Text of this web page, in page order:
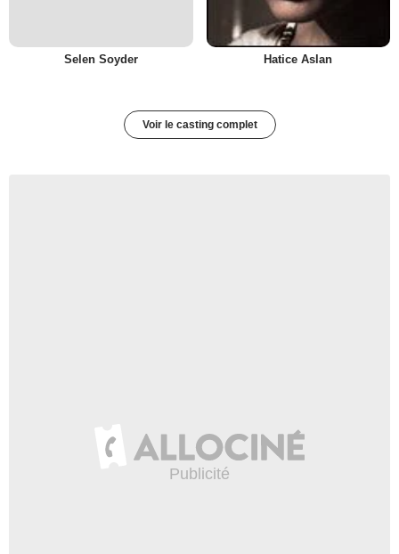
Selen Soyder Hatice Aslan
Voir le casting complet